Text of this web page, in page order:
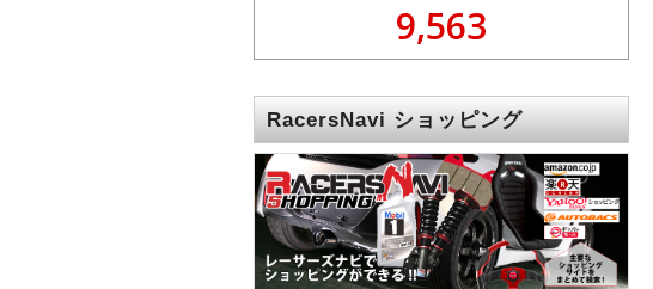
9,563
RacersNavi ショッピング